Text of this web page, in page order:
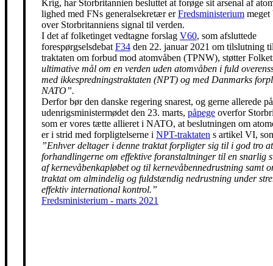
Krig, har Storbritannien besluttet at forøge sit arsenal af
lighed med FNs generalsekretær erFredsministerium meget
over Storbritanniens signal til verden.
I det af folketinget vedtagne forslag V60, som afsluttede
forespørgselsdebat F34 den 22. januar 2021 om tilslutning
traktaten om forbud mod atomvåben (TPNW), støtter
ultimative mål om en verden uden atomvåben i fuld
med ikkespredningstraktaten (NPT) og med Danmarks
NATO”.
Derfor bør den danske regering snarest, og gerne allerede på
udenrigsministermødet den 23. marts, påpege overfor
som er vores tætte allieret i NATO, at beslutningen om
er i strid med forpligtelserne i NPT-traktaten s artikel VI,
”Enhver deltager i denne traktat forpligter sig til i god tro
forhandlingerne om effektive foranstaltninger til en snarlig
af kernevåbenkapløbet og til kernevåbennedrustning samt
traktat om almindelig og fuldstændig nedrustning under
effektiv international kontrol.”
Fredsministerium - marts 2021